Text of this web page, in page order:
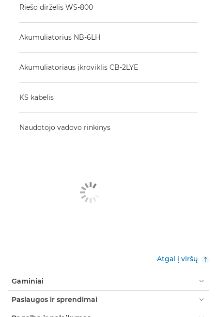
Riešo dirželis WS-800
Akumuliatorius NB-6LH
Akumuliatoriaus įkroviklis CB-2LYE
KS kabelis
Naudotojo vadovo rinkinys
Atgal į viršų
Gaminiai
Paslaugos ir sprendimai